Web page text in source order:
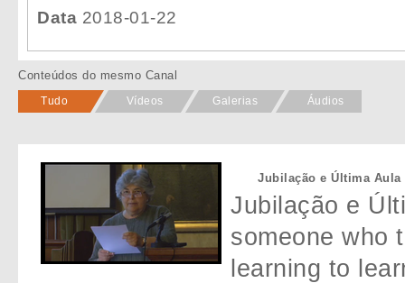
Data 2018-01-22
Conteúdos do mesmo Canal
Tudo Vídeos Galerias Áudios
Jubilação e Última Aula
Jubilação e
someone who
learning to